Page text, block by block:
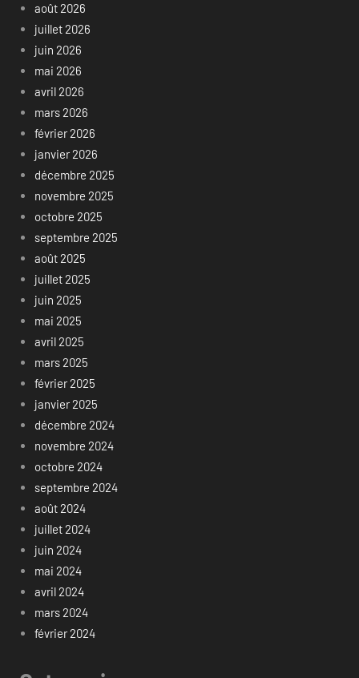
août 2026
juillet 2026
juin 2026
mai 2026
avril 2026
mars 2026
février 2026
janvier 2026
décembre 2025
novembre 2025
octobre 2025
septembre 2025
août 2025
juillet 2025
juin 2025
mai 2025
avril 2025
mars 2025
février 2025
janvier 2025
décembre 2024
novembre 2024
octobre 2024
septembre 2024
août 2024
juillet 2024
juin 2024
mai 2024
avril 2024
mars 2024
février 2024